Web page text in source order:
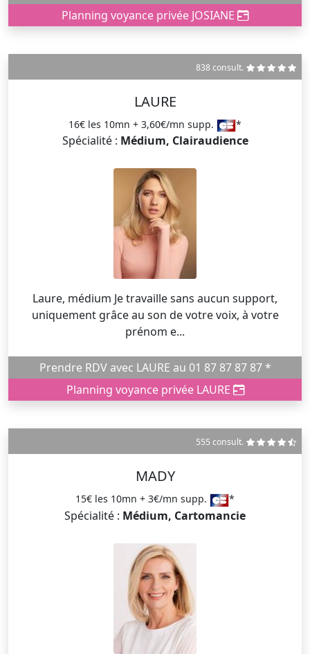
Planning voyance privée JOSIANE
838 consult.
LAURE
16€ les 10mn + 3,60€/mn supp. *
Spécialité : Médium, Clairaudience
Laure, médium Je travaille sans aucun support,
uniquement grâce au son de votre voix, à votre
prénom e...
Prendre RDV avec LAURE au 01 87 87 87 87 *
Planning voyance privée LAURE
555 consult.
MADY
15€ les 10mn + 3€/mn supp. *
Spécialité : Médium, Cartomancie